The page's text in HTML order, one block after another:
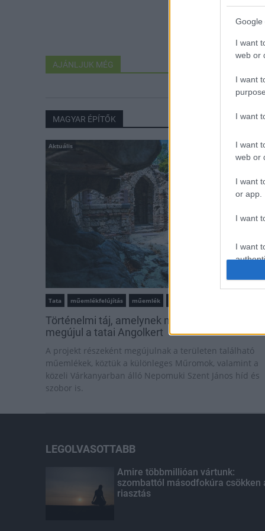
Google
I want
web or
I want
I want
I want
web or
I want
or app.
I want
I want
AJÁNLJUK MÉG
MAGYAR ÉPÍTŐK
Aktuális
Tata műemlékfelújítás műemlék
Történelmi táj, amelynek minden köve mesél –
megújul a tatai Angolkert
A projekt részeként megújulnak a területen található
műemlékek, köztük a különleges Műromok, valamint a
közeli Várkanyarban álló Nepomuki Szent János híd és
szobor is.
LEGOLVASOTTABB
Amire többmillióan vártunk:
szombattól másodfokúra csökken
riasztás